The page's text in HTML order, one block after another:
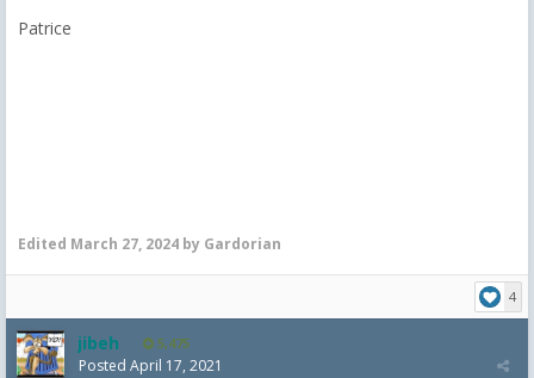
Patrice
Edited March 27, 2024 by Gardorian
4
jibeh 5,475
Posted April 17, 2021